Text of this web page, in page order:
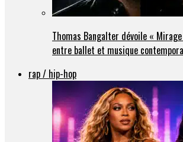
Thomas Bangalter dévoile «
entre ballet et musique
rap / hip-hop